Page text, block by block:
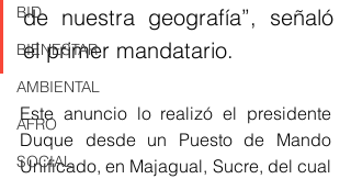
BID
BIENESTAR
AMBIENTAL
AFRO
SOCIAL
de nuestra geografía”, señaló
el primer mandatario.
Este anuncio lo realizó el presidente
Duque desde un Puesto de Mando
Unificado, en Majagual, Sucre, del cual